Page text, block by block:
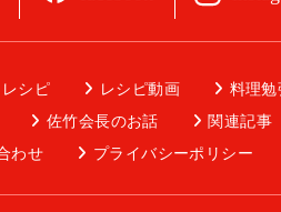
レシピ レシピ動画 料理勉
佐竹会長のお話 関連記事
わせ
プライバシーポリシー